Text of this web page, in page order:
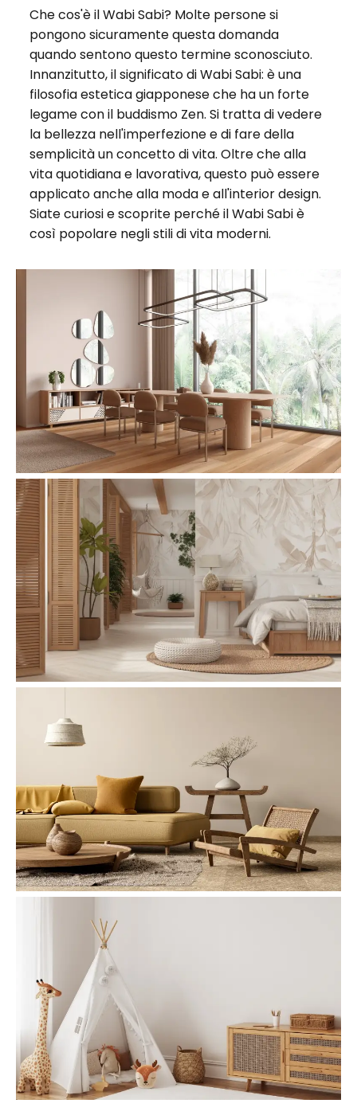
Che cos'è il Wabi Sabi? Molte persone si
pongono sicuramente questa domanda
quando sentono questo termine sconosciuto.
Innanzitutto, il significato di Wabi Sabi: è una
filosofia estetica giapponese che ha un forte
legame con il buddismo Zen. Si tratta di vedere
la bellezza nell'imperfezione e di fare della
semplicità un concetto di vita. Oltre che alla
vita quotidiana e lavorativa, questo può essere
applicato anche alla moda e all'interior design.
Siate curiosi e scoprite perché il Wabi Sabi è
così popolare negli stili di vita moderni.